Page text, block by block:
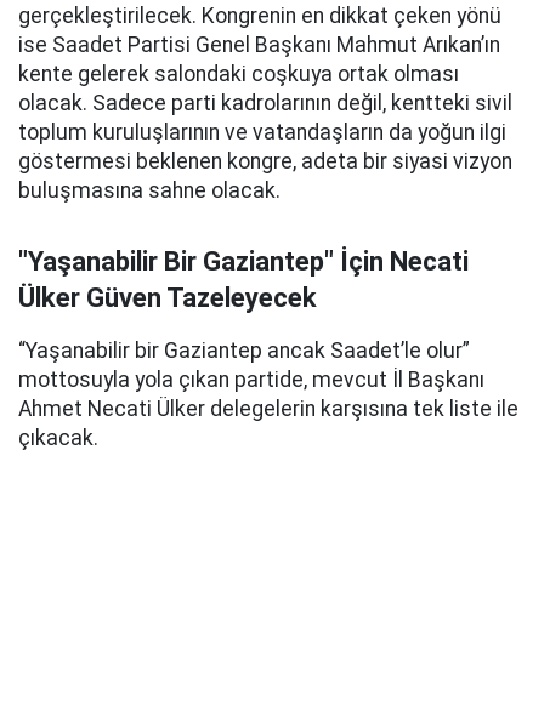
gerçekleştirilecek. Kongrenin en dikkat çeken yönü
ise Saadet Partisi Genel Başkanı Mahmut Arıkan’ın
kente gelerek salondaki coşkuya ortak olması
olacak. Sadece parti kadrolarının değil, kentteki sivil
toplum kuruluşlarının ve vatandaşların da yoğun ilgi
göstermesi beklenen kongre, adeta bir siyasi vizyon
buluşmasına sahne olacak.
"Yaşanabilir Bir Gaziantep" İçin Necati
Ülker Güven Tazeleyecek
“Yaşanabilir bir Gaziantep ancak Saadet’le olur”
mottosuyla yola çıkan partide, mevcut İl Başkanı
Ahmet Necati Ülker delegelerin karşısına tek liste ile
çıkacak.